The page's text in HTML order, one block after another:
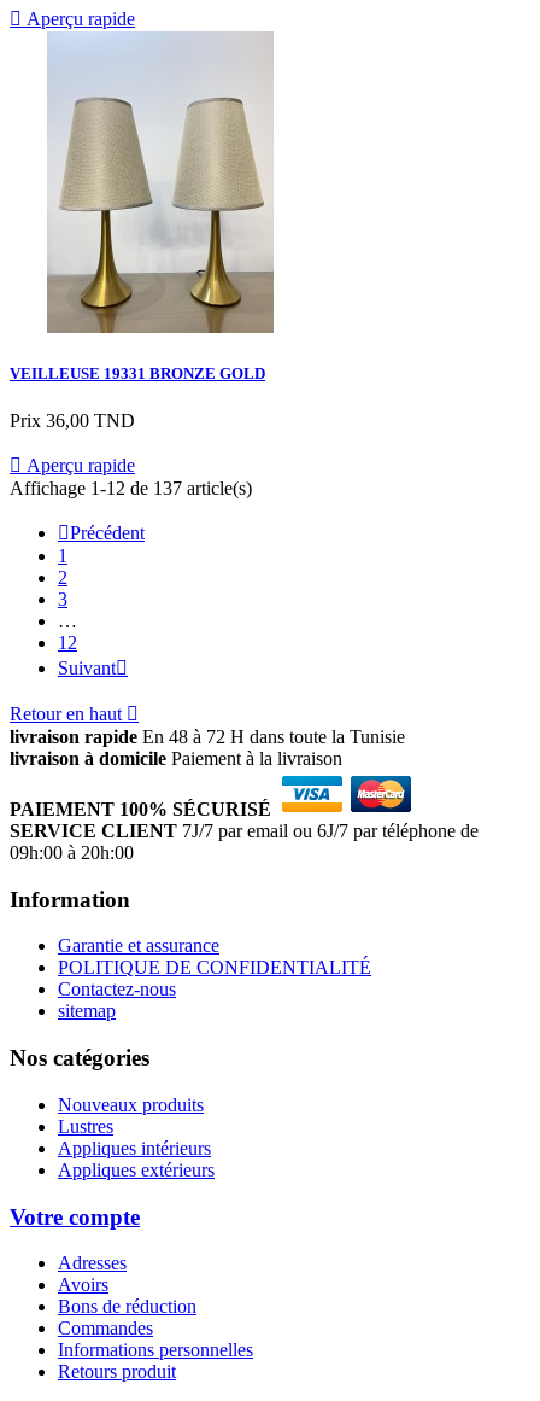
 Aperçu rapide
VEILLEUSE 19331 BRONZE GOLD
Prix 36,00 TND
 Aperçu rapide
Affichage 1-12 de 137 article(s)
Précédent
1
2
3
…
12
Suivant
Retour en haut 
livraison rapide En 48 à 72 H dans toute la Tunisie
livraison à domicile Paiement à la livraison
PAIEMENT 100% SÉCURISÉ
SERVICE CLIENT 7J/7 par email ou 6J/7 par téléphone de
09h:00 à 20h:00
Information
Garantie et assurance
POLITIQUE DE CONFIDENTIALITÉ
Contactez-nous
sitemap
Nos catégories
Nouveaux produits
Lustres
Appliques intérieurs
Appliques extérieurs
Votre compte
Adresses
Avoirs
Bons de réduction
Commandes
Informations personnelles
Retours produit